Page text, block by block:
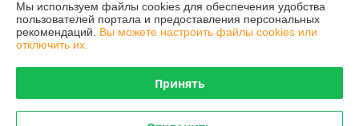
Мы используем файлы cookies для обеспечения удобства
пользователей портала и предоставления персональных
рекомендаций. Вы можете настроить файлы cookies или
отключить их.
Принять